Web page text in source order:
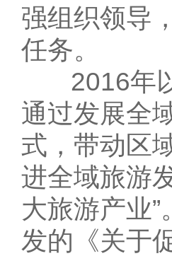
强组织领导
任务。
2016年以
通过发展全
式，带动区
进全域旅游
大旅游产业
发的《关于